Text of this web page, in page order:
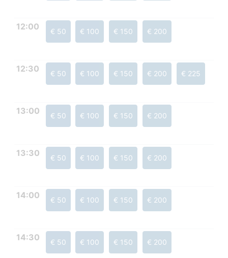
12:00 € 50 € 100 € 150 € 200
12:30 € 50 € 100 € 150 € 200 € 225
13:00 € 50 € 100 € 150 € 200
13:30 € 50 € 100 € 150 € 200
14:00 € 50 € 100 € 150 € 200
14:30 € 50 € 100 € 150 € 200